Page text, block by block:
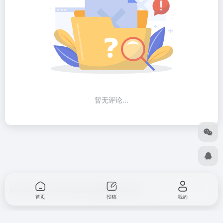
暂无评论...
Copyright © 2026 OneNav强力驱动
首页 投稿 我的